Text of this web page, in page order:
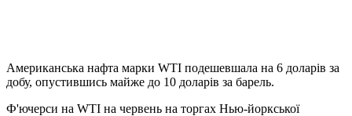
Американська нафта марки WTI подешевшала на 6 доларів за
добу, опустившись майже до 10 доларів за барель.
Ф'ючерси на WTI на червень на торгах Нью-йоркської